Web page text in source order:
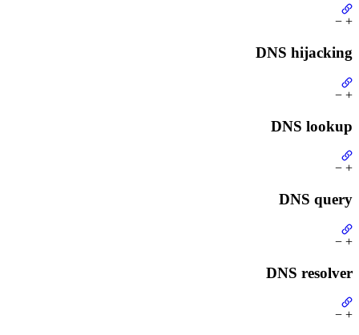
+
−
DNS hijacking
+
−
DNS lookup
+
−
DNS query
+
−
DNS resolver
+
−